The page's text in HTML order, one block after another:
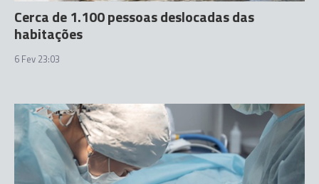
Cerca de 1.100 pessoas deslocadas das
habitações
6 Fev 23:03